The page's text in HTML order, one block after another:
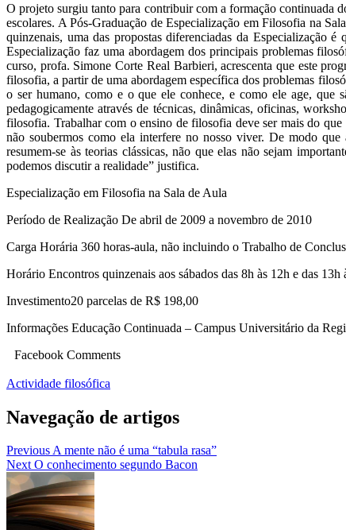
O projeto surgiu tanto para contribuir com a formação continuada
escolares. A Pós-Graduação de Especialização em Filosofia na
quinzenais, uma das propostas diferenciadas da Especialização
Especialização faz uma abordagem dos principais problemas
curso, profa. Simone Corte Real Barbieri, acrescenta que este
filosofia, a partir de uma abordagem específica dos problemas
o ser humano, como e o que ele conhece, e como ele age, que
pedagogicamente através de técnicas, dinâmicas, oficinas,
filosofia. Trabalhar com o ensino de filosofia deve ser mais do que
não soubermos como ela interfere no nosso viver. De modo
resumem-se às teorias clássicas, não que elas não sejam
podemos discutir a realidade” justifica.
Especialização em Filosofia na Sala de Aula
Período de Realização De abril de 2009 a novembro de 2010
Carga Horária 360 horas-aula, não incluindo o Trabalho de
Horário Encontros quinzenais aos sábados das 8h às 12h e das 13h
Investimento20 parcelas de R$ 198,00
Informações Educação Continuada – Campus Universitário da
Facebook Comments
Actividade filosófica
Navegação de artigos
PreviousA mente não é uma “tabula rasa”
Next O conhecimento segundo Bacon